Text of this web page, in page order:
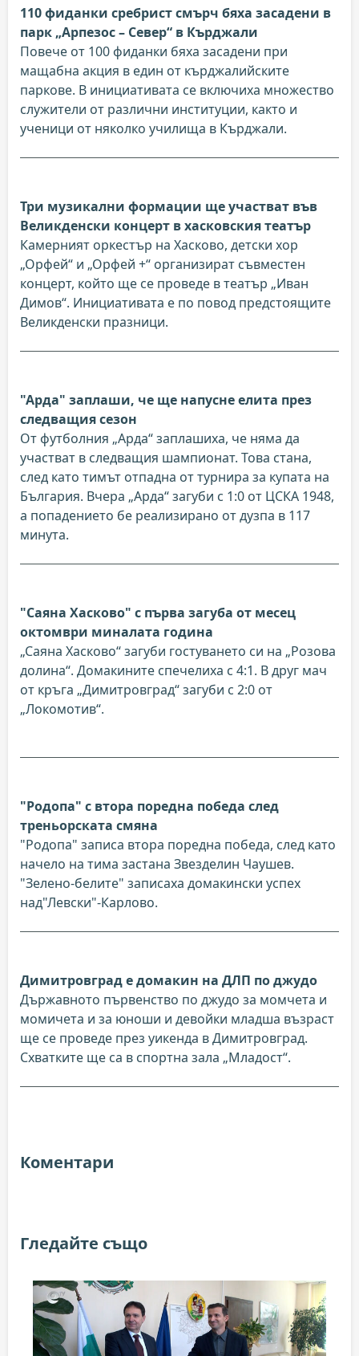
110 фиданки сребрист смърч бяха засадени в
парк „Арпезос – Север“ в Кърджали
Повече от 100 фиданки бяха засадени при
мащабна акция в един от кърджалийските
паркове. В инициативата се включиха множество
служители от различни институции, както и
ученици от няколко училища в Кърджали.
Три музикални формации ще участват във
Великденски концерт в хасковския театър
Камерният оркестър на Хасково, детски хор
„Орфей“ и „Орфей +“ организират съвместен
концерт, който ще се проведе в театър „Иван
Димов“. Инициативата е по повод предстоящите
Великденски празници.
"Арда" заплаши, че ще напусне елита през
следващия сезон
От футболния „Арда“ заплашиха, че няма да
участват в следващия шампионат. Това стана,
след като тимът отпадна от турнира за купата на
България. Вчера „Арда“ загуби с 1:0 от ЦСКА 1948,
а попадението бе реализирано от дузпа в 117
минута.
"Саяна Хасково" с първа загуба от месец
октомври миналата година
„Саяна Хасково“ загуби гостуването си на „Розова
долина“. Домакините спечелиха с 4:1. В друг мач
от кръга „Димитровград“ загуби с 2:0 от
„Локомотив“.
"Родопа" с втора поредна победа след
треньорската смяна
"Родопа" записа втора поредна победа, след като
начело на тима застана Звезделин Чаушев.
"Зелено-белите" записаха домакински успех
над"Левски"-Карлово.
Димитровград е домакин на ДЛП по джудо
Държавното първенство по джудо за момчета и
момичета и за юноши и девойки младша възраст
ще се проведе през уикенда в Димитровград.
Схватките ще са в спортна зала „Младост“.
Коментари
Гледайте също